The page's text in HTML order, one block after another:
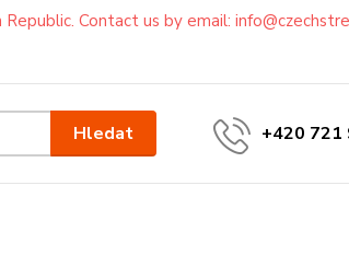
Contact us by email:
Hledat +420 721